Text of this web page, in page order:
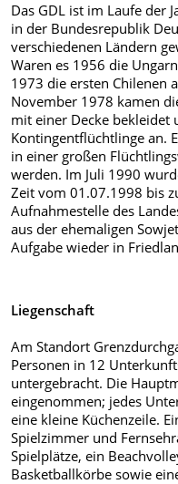
Das GDL ist im Laufe der
in der Bundesrepublik
verschiedenen Ländern
Waren es 1956 die
1973 die ersten Chilenen
November 1978 kamen
mit einer Decke bekleidet
Kontingentflüchtlinge an.
in einer großen
werden. Im Juli 1990
Zeit vom 01.07.1998 bis
Aufnahmestelle des
aus der ehemaligen
Aufgabe wieder in
Liegenschaft
Am Standort
Personen in 12
untergebracht. Die
eingenommen; jedes
eine kleine Küchenzeile.
Spielzimmer und
Spielplätze, ein
Basketballkörbe sowie